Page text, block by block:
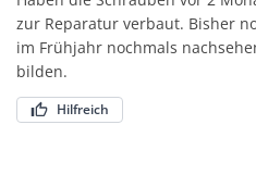
zur Reparatur verbaut. Bisher
im Frühjahr nochmals
bilden.
Hilfreich